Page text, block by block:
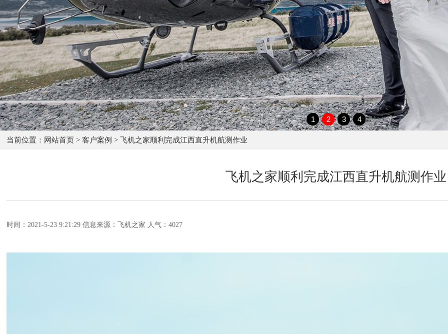
1 2 3 4
当前位置： 网站首页 >客户案例 >飞机之家顺利完成江西直升机航测作业
飞机之家顺利完成江西直升机航测作业
时间：2021-5-23 9:21:29 信息来源：飞机之家 人气：4027